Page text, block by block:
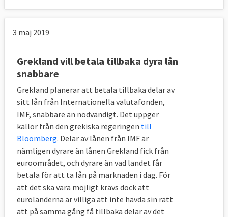
Rumänien
Rumänien fick krislån på 20 miljarder euro i
maj 2009. I samband med finanskrisenväxte
oron för Rumäniens statsfinanserdå landet
hade stora underskott. Inflödet av kapital
till landet minskade och valutan tappade
kraftigt i värde mot euron.
Finansiering av Rumäniens
krislån
EU
5
IMF
Världsbanken
1
3 maj 2019
Grekland vill betala tillbaka dyra lån
snabbare
Grekland planerar att betala tillbaka delar av
sitt lån från Internationella valutafonden,
IMF, snabbare än nödvändigt. Det uppger
källor från den grekiska regeringen till
Bloomberg. Delar av lånen från IMF är
nämligen dyrare än lånen Grekland fick från
euroområdet, och dyrare än vad landet får
betala för att ta lån på marknaden i dag. För
att det ska vara möjligt krävs dock att
euroländerna är villiga att inte hävda sin rätt
att på samma gång få tillbaka delar av det